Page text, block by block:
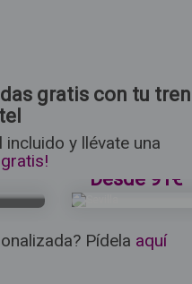
gratis con tu tren
y llévate una
de
Desde Madrid
Del 05 al 06 de
hotel
Visita
Desde 91€
Pídela aquí